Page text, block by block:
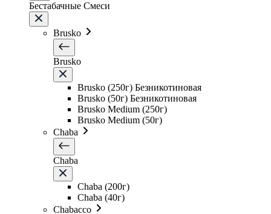
Бестабачные Смеси
Brusko
Brusko
Brusko (250г) Безникотиновая
Brusko (50г) Безникотиновая
Brusko Medium (250г)
Brusko Medium (50г)
Chaba
Chaba
Chaba (200г)
Chaba (40г)
Chabacco